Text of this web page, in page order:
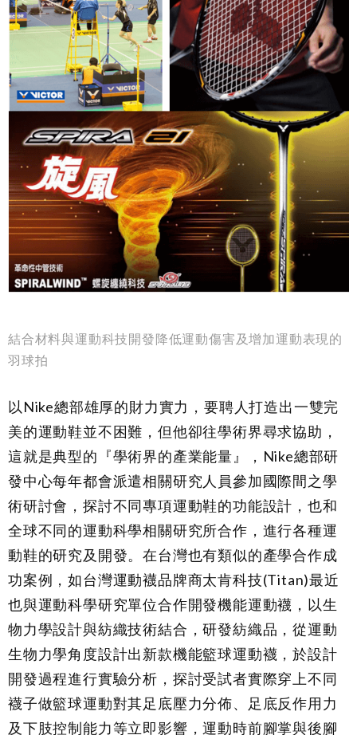
結合材料與運動科技開發降低運動傷害及增加運動表現的
羽球拍
以Nike總部雄厚的財力實力，要聘人打造出一雙完
美的運動鞋並不困難，但他卻往學術界尋求協助，
這就是典型的『學術界的產業能量』，Nike總部研
發中心每年都會派遣相關研究人員參加國際間之學
術研討會，探討不同專項運動鞋的功能設計，也和
全球不同的運動科學相關研究所合作，進行各種運
動鞋的研究及開發。在台灣也有類似的產學合作成
功案例，如台灣運動襪品牌商太肯科技(Titan)最近
也與運動科學研究單位合作開發機能運動襪，以生
物力學設計與紡織技術結合，研發紡織品，從運動
生物力學角度設計出新款機能籃球運動襪，於設計
開發過程進行實驗分析，探討受試者實際穿上不同
襪子做籃球運動對其足底壓力分佈、足底反作用力
及下肢控制能力等立即影響，運動時前腳掌與後腳